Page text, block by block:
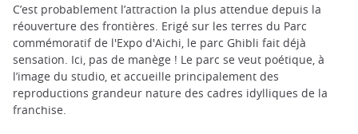
C’est probablement l’attraction la plus attendue depuis la
réouverture des frontières. Erigé sur les terres du Parc
commémoratif de l'Expo d'Aichi, le parc Ghibli fait déjà
sensation. Ici, pas de manège ! Le parc se veut poétique, à
l’image du studio, et accueille principalement des
reproductions grandeur nature des cadres idylliques de la
franchise.